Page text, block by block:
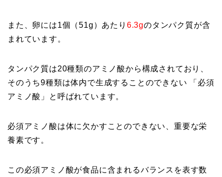
また、卵には1個（51g）あたり 6.3gのタンパク質が含
まれています。
タンパク質は20種類のアミノ酸から構成されており、
そのうち9種類は体内で生成することのできない 「必須
アミノ酸」と呼ばれています。
必須アミノ酸は体に欠かすことのできない、重要な栄
養素です。
この必須アミノ酸が食品に含まれるバランスを表す数